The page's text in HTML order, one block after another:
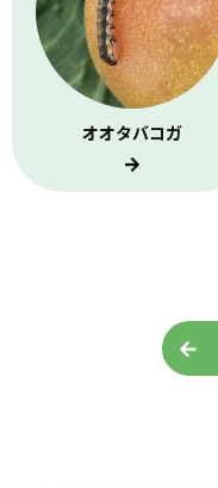
オオタバコガ